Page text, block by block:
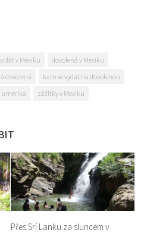
v Mexiku
dovolená v Mexiku
dovolená
kam se vydat na dovolenou
amerika zážitky v Mexiku
Přes Srí Lanku za sluncem v